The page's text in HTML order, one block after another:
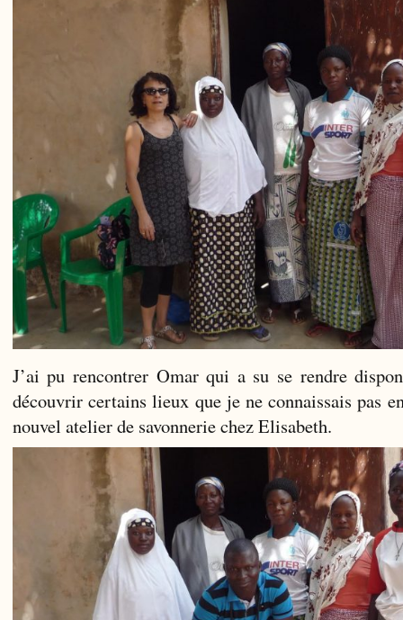
J’ai pu rencontrer Omar qui a su se rendre
découvrir certains lieux que je ne connaissais pas
nouvel atelier de savonnerie chez Elisabeth.